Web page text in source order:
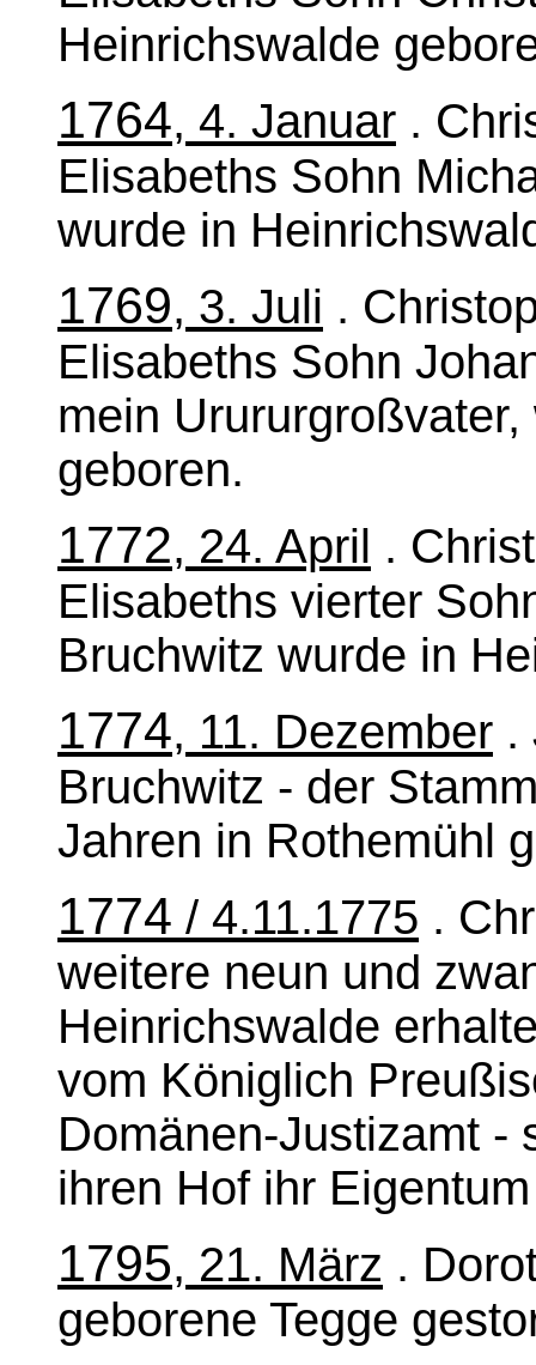
Heinrichswalde
1764, 4. Januar .
Elisabeths Sohn
wurde in
1769, 3. Juli .
Elisabeths Sohn
mein
geboren.
1772, 24. April .
Elisabeths vierter
Bruchwitz wurde in
1774, 11. Dezember .
Bruchwitz - der
Jahren in Rothemühl
1774 / 4.11.1775 .
weitere neun und
Heinrichswalde
vom Königlich
Domänen-Justizamt -
ihren Hof ihr
1795, 21. März .
geborene Tegge